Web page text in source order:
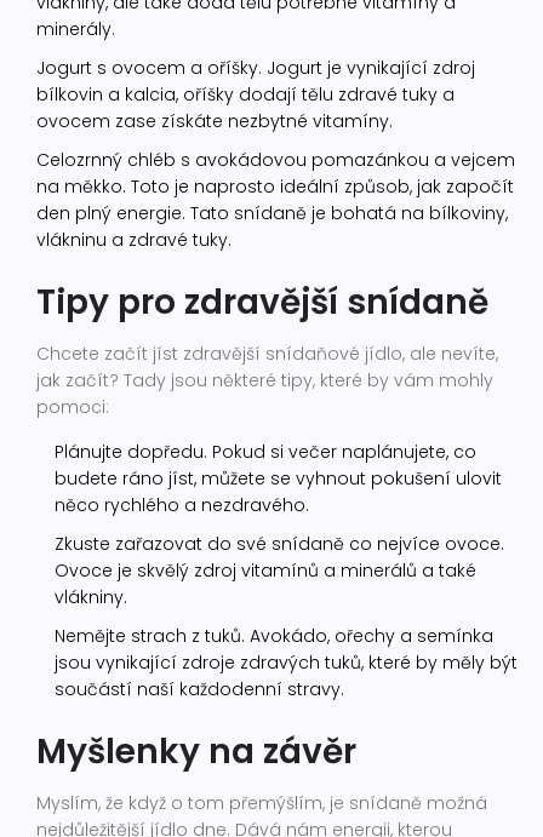
minerály.
Jogurt s ovocem a oříšky. Jogurt je vynikající zdroj
bílkovin a kalcia, oříšky dodají tělu zdravé tuky a
ovocem zase získáte nezbytné vitamíny.
Celozrnný chléb s avokádovou pomazánkou a vejcem
na měkko. Toto je naprosto ideální způsob, jak započít
den plný energie. Tato snídaně je bohatá na bílkoviny,
vlákninu a zdravé tuky.
Tipy pro zdravější snídaně
Chcete začít jíst zdravější snídaňové jídlo, ale nevíte,
jak začít? Tady jsou některé tipy, které by vám mohly
pomoci:
Plánujte dopředu. Pokud si večer naplánujete, co
budete ráno jíst, můžete se vyhnout pokušení ulovit
něco rychlého a nezdravého.
Zkuste zařazovat do své snídaně co nejvíce ovoce.
Ovoce je skvělý zdroj vitamínů a minerálů a také
vlákniny.
Nemějte strach z tuků. Avokádo, ořechy a semínka
jsou vynikající zdroje zdravých tuků, které by měly být
součástí naší každodenní stravy.
Myšlenky na závěr
Myslím, že když o tom přemýšlím, je snídaně možná
nejdůležitější jídlo dne. Dává nám energii, kterou